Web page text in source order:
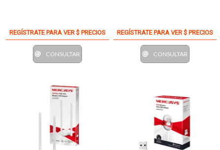
REGÍSTRATE PARA VER $ PRECIOS
CONSULTAR
REGÍSTRATE PARA VER $ PRECIOS
CONSULTAR